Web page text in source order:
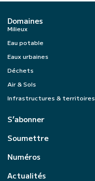
Domaines
Milieux
Eau potable
Eaux urbaines
Déchets
Air & Sols
Infrastructures & territoires
S’abonner
Soumettre
Numéros
Actualités